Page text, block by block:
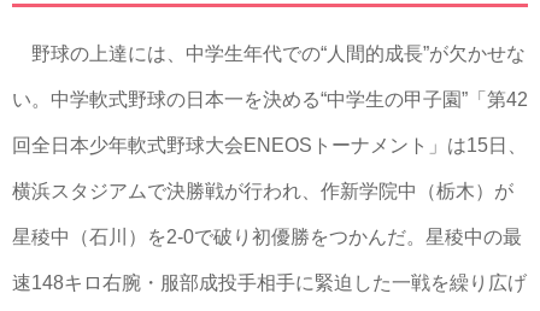
野球の上達には、中学生年代での“人間的成長”が欠かせな
い。中学軟式野球の日本一を決める“中学生の甲子園”「第42
回全日本少年軟式野球大会ENEOSトーナメント」は15日、
横浜スタジアムで決勝戦が行われ、作新学院中（栃木）が
星稜中（石川）を2-0で破り初優勝をつかんだ。星稜中の最
速148キロ右腕・服部成投手相手に緊迫した一戦を繰り広げ